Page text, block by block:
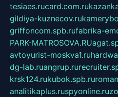
tesiaes.rucard.com.ru
gildiya-kuznecov.ru
griffoncom.spb.rufabrika-
PARK-MATROSOVA.RU
avtoyurist-moskva1.ru
dg-lab.ruangrup.ru
krsk124.rukubok.spb.ru
analitikaplus.ruspyonline.ru